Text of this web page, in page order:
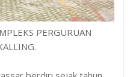
PERGURUAN